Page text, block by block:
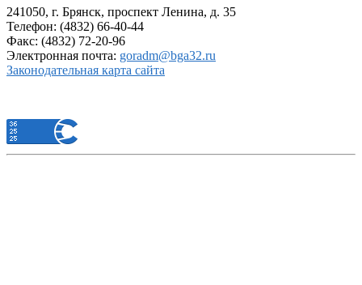
241050, г. Брянск, проспект Ленина, д. 35
Телефон: (4832) 66-40-44
Факс: (4832) 72-20-96
Электронная почта: goradm@bga32.ru
Законодательная карта сайта